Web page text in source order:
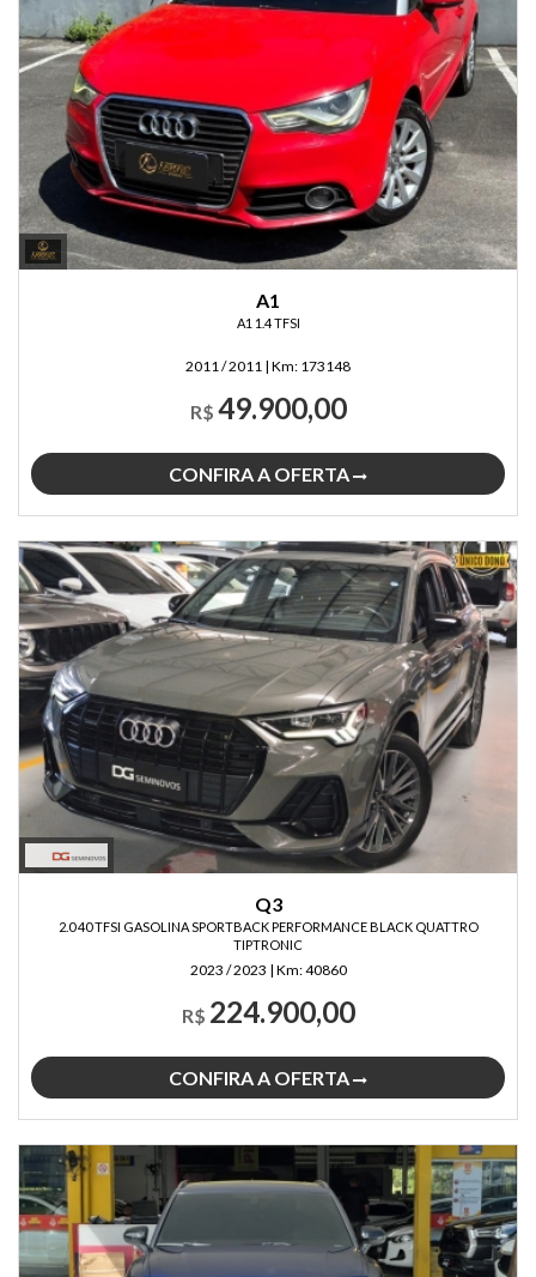
A1
A1 1.4 TFSI
2011 / 2011 | Km: 173148
R$ 49.900,00
CONFIRA A OFERTA
Q3
2.0 40 TFSI GASOLINA SPORTBACK PERFORMANCE BLACK QUATTRO
TIPTRONIC
2023 / 2023 | Km:40860
R$ 224.900,00
CONFIRA A OFERTA